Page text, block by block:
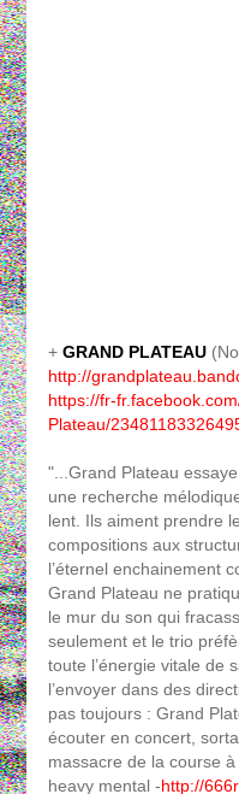
+ GRAND PLATEAU
http://
https://fr-
Plateau/
"...Grand Plateau
une recherche
lent. Ils aiment prendre
compositions aux
l’éternel enchainement
Grand Plateau ne
le mur du son qui
seulement et le trio
toute l’énergie vitale de
l’envoyer dans des
pas toujours : Grand
écouter en concert,
massacre de la course
heavy mental -http://